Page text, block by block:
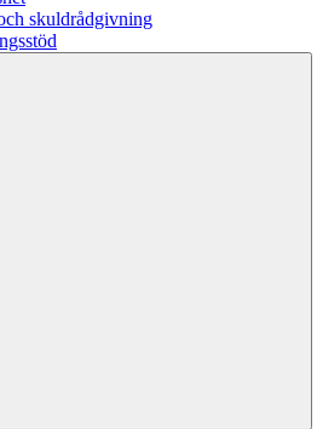
skuldrådgivning